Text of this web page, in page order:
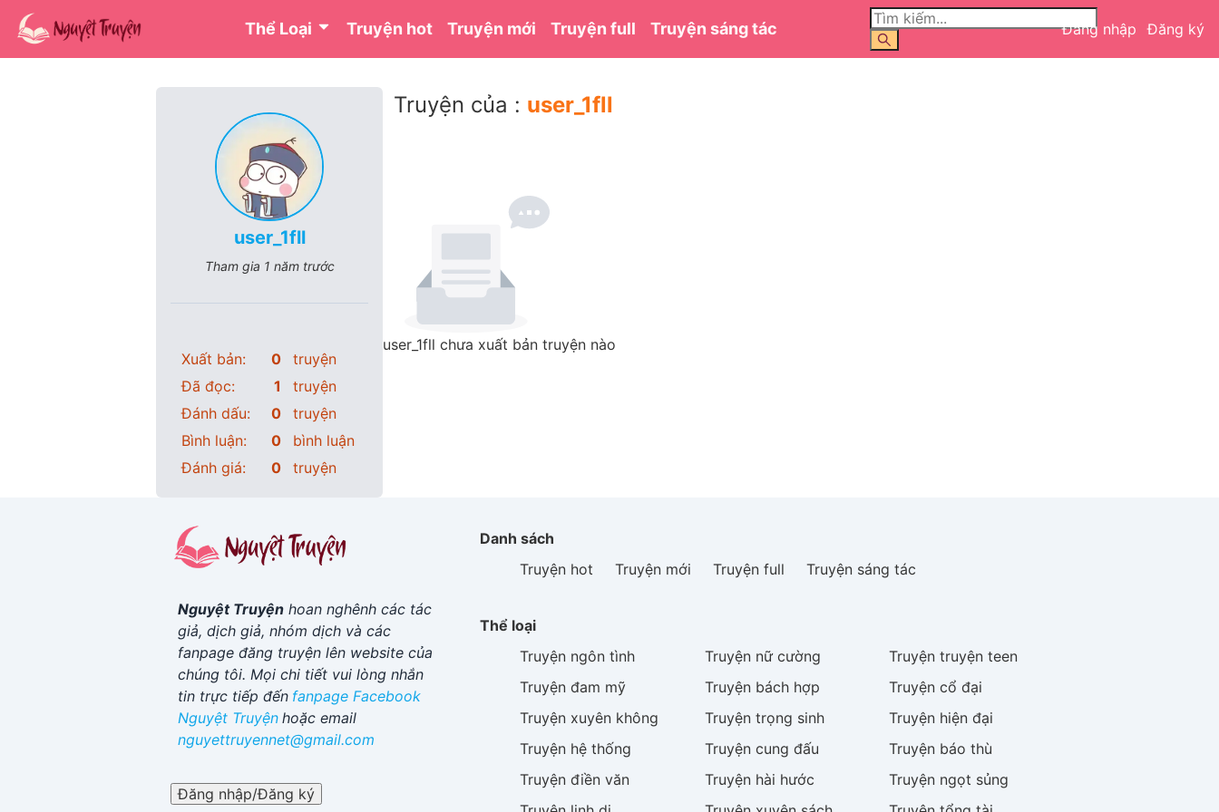
Thể Loại Truyện hot Truyện mới Truyện full Truyện sáng tác Đăng nhập Đăng ký
user_1fll
Tham gia 1 năm trước
Xuất bản: 0
truyện
Đã đọc:
1
truyện
Đánh dấu:
0
truyện
Bình luận:
0
bình luận
Đánh giá:
0 truyện
Truyện của : user_1fll
user_1fll chưa xuất bản truyện nào
Nguyệt Truyện hoan nghênh các tác
giả, dịch giả, nhóm dịch và các
fanpage đăng truyện lên website của
chúng tôi. Mọi chi tiết vui lòng nhắn
tin trực tiếp đến fanpage Facebook
Nguyệt Truyện hoặc email
nguyettruyennet@gmail.com
Đăng nhập/Đăng ký
Danh sách
Truyện hot
Truyện mới Truyện full Truyện sáng tác
Thể loại
Truyện ngôn tình Truyện nữ cường Truyệntruyện teen
Truyệnđam mỹ Truyện bách hợp Truyệncổ đại
Truyện xuyên không Truyện trọng sinh Truyện hiện đại
Truyện hệ thống Truyện cung đấu Truyện báo thù
Truyệnđiền văn Truyện hài hước Truyện ngọt sủng